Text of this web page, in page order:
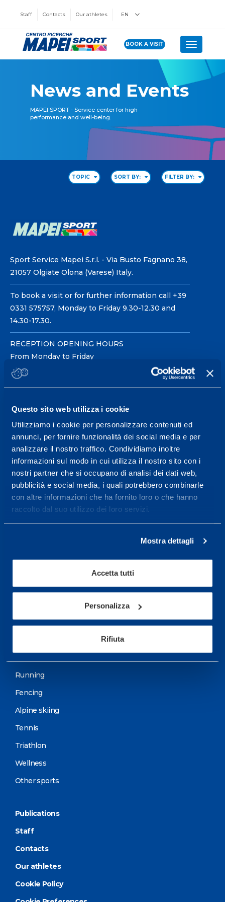
Questo sito web utilizza i cookie
Utilizziamo i cookie per personalizzare contenuti ed
annunci, per fornire funzionalità dei social media e per
analizzare il nostro traffico. Condividiamo inoltre
informazioni sul modo in cui utilizza il nostro sito con i
nostri partner che si occupano di analisi dei dati web,
pubblicità e social media, i quali potrebbero combinarle
con altre informazioni che ha fornito loro o che hanno
raccolto dal suo utilizzo dei loro servizi.
Mostra dettagli
Accetta tutti
Personalizza
Rifiuta
Staff Contacts Our athletes EN
BOOK A VISIT Toggle
News and Events
MAPEI SPORT - Service center for high
performance and well-being.
TOPIC SORT BY: FILTER BY:
Sport Service Mapei S.r.l. - Via Busto Fagnano 38,
21057 Olgiate Olona (Varese) Italy.
To book a visit or for further information call +39
0331 575757, Monday to Friday 9.30-12.30 and
14.30-17.30.
RECEPTION OPENING HOURS
From Monday to Friday
08.30 - 18.30
Service center for high
performance and well-
being.
More informations
Services
Sport
Cycling and MTB
Running
Fencing
Alpine skiing
Tennis
Triathlon
Wellness
Other sports
Publications
Staff
Contacts
Our athletes
Cookie Policy